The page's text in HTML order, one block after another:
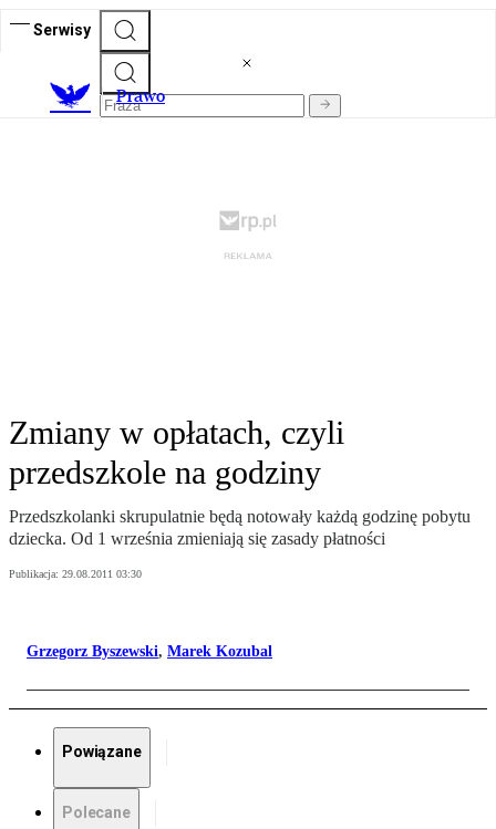
Serwisy
Prawo
Zmiany w opłatach, czyli
przedszkole na godziny
Przedszkolanki skrupulatnie będą notowały każdą godzinę pobytu
dziecka. Od 1 września zmieniają się zasady płatności
Publikacja: 29.08.2011 03:30
Grzegorz Byszewski, Marek Kozubal
Powiązane
Polecane